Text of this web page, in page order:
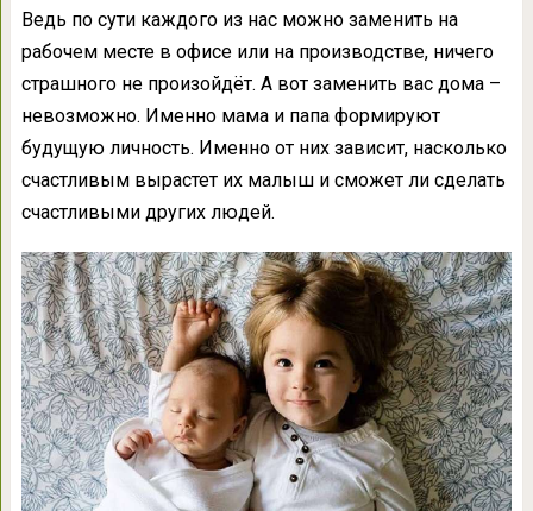
Ведь по сути каждого из нас можно заменить на
рабочем месте в офисе или на производстве, ничего
страшного не произойдёт. А вот заменить вас дома –
невозможно. Именно мама и папа формируют
будущую личность. Именно от них зависит, насколько
счастливым вырастет их малыш и сможет ли сделать
счастливыми других людей.